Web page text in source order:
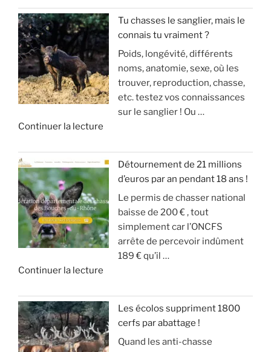
o
u
s
a
r
r
i
»
h
a
s
s
e
(
m
r
a
t
e
u
r
d
n
)
»
e
a
u
s
a
n
g
r
a
n
d
g
i
b
a
v
e
c
«
I
N
V
A
S
S
D
E
S
A
N
G
R
S
!
Tu chasses le sanglier, mais le
connais tu vraiment ?
Poids, longévité, différents
noms, anatomie, sexe, où les
trouver, reproduction, chasse,
etc. testez vos connaissances
sur le sanglier ! Ou …
Continuer la lecture
«
T
u
c
h
a
s
l
e
s
Détournement de 21 millions
d’euros par an pendant 18 ans !
Le permis de chasser national
baisse de 200 € , tout
simplement car l’ONCFS
arrête de percevoir indûment
189 € qu’il …
Continuer la lecture
«
D
é
Les écolos suppriment 1800
cerfs par abattage !
Quand les anti-chasse